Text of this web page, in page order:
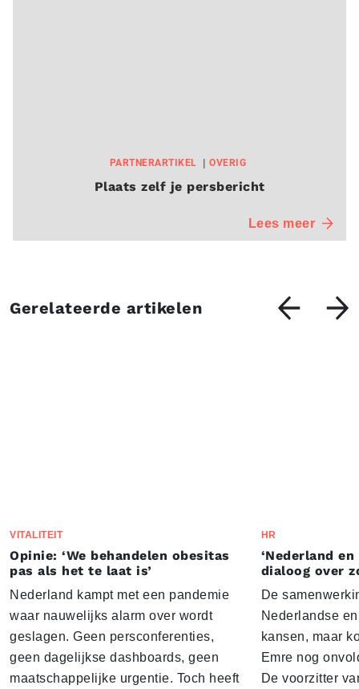
PARTNERARTIKEL OVERIG
Plaats zelf je persbericht
Lees meer
Gerelateerde artikelen
VITALITEIT
Opinie: ‘We behandelen obesitas
pas als het te laat is’
Nederland kampt met een pandemie
waar nauwelijks alarm over wordt
geslagen. Geen persconferenties,
geen dagelijkse dashboards, geen
maatschappelijke urgentie. Toch heeft
HR
‘Nederland
dialoog over
De
Nederlandse
kansen, maar
Emre nog
De voorzitter